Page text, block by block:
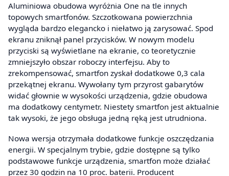
Aluminiowa obudowa wyróżnia One na tle innych
topowych smartfonów. Szczotkowana powierzchnia
wygląda bardzo elegancko i niełatwo ją zarysować. Spod
ekranu zniknął panel przycisków. W nowym modelu
przyciski są wyświetlane na ekranie, co teoretycznie
zmniejszyło obszar roboczy interfejsu. Aby to
zrekompensować, smartfon zyskał dodatkowe 0,3 cala
przekątnej ekranu. Wywołany tym przyrost gabarytów
widać głownie w wysokości urządzenia, gdzie obudowa
ma dodatkowy centymetr. Niestety smartfon jest aktualnie
tak wysoki, że jego obsługa jedną ręką jest utrudniona.
Nowa wersja otrzymała dodatkowe funkcje oszczędzania
energii. W specjalnym trybie, gdzie dostępne są tylko
podstawowe funkcje urządzenia, smartfon może działać
przez 30 godzin na 10 proc. baterii. Producent